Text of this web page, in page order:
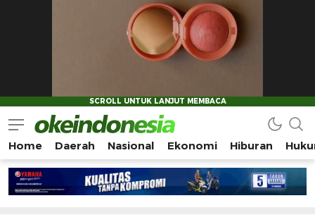
Okeindonesia.Online
Mengonlinekan Indonesia Secara Utuh
Home Daerah Nasional Ekonomi Hiburan